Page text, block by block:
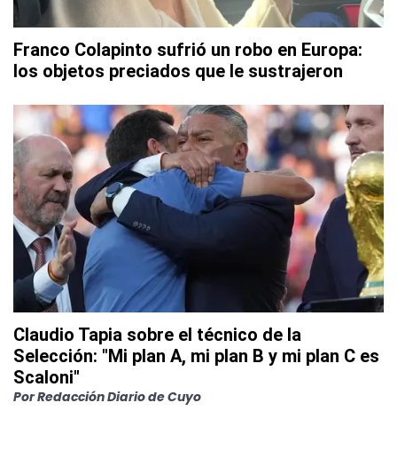
Franco Colapinto sufrió un robo en Europa:
los objetos preciados que le sustrajeron
Claudio Tapia sobre el técnico de la
Selección: "Mi plan A, mi plan B y mi plan C es
Scaloni"
PorRedacción Diario de Cuyo